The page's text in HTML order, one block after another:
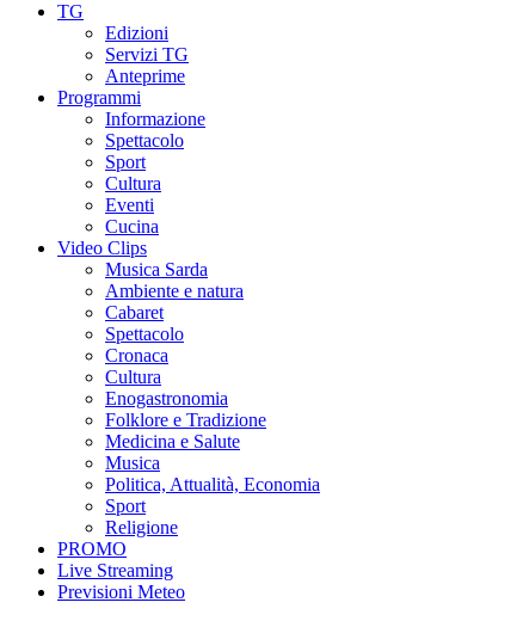
TG
Edizioni
Servizi TG
Anteprime
Programmi
Informazione
Spettacolo
Sport
Cultura
Eventi
Cucina
Video Clips
Musica Sarda
Ambiente e natura
Cabaret
Spettacolo
Cronaca
Cultura
Enogastronomia
Folklore e Tradizione
Medicina e Salute
Musica
Politica, Attualità, Economia
Sport
Religione
PROMO
Live Streaming
Previsioni Meteo